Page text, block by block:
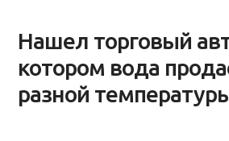
Нашел торговый
котором вода
разной